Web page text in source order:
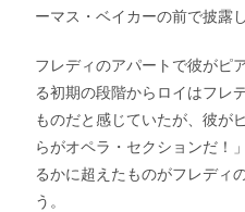
ーマス・ベイカーの前で披露
フレディのアパートで彼がピ
る初期の段階からロイはフレ
ものだと感じていたが、彼が
らがオペラ・セクションだ！
るかに超えたものがフレディ
う。